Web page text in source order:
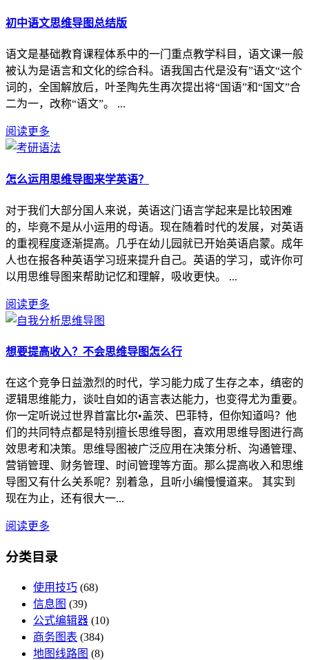
初中语文思维导图总结版
语文是基础教育课程体系中的一门重点教学科目，语文课一般
被认为是语言和文化的综合科。语我国古代是没有”语文“这个
词的，全国解放后，叶圣陶先生再次提出将“国语”和“国文”合
二为一，改称“语文”。 ...
阅读更多
怎么运用思维导图来学英语？
对于我们大部分国人来说，英语这门语言学起来是比较困难
的，毕竟不是从小运用的母语。现在随着时代的发展，对英语
的重视程度逐渐提高。几乎在幼儿园就已开始英语启蒙。成年
人也在报各种英语学习班来提升自己。英语的学习，或许你可
以用思维导图来帮助记忆和理解，吸收更快。 ...
阅读更多
想要提高收入？不会思维导图怎么行
在这个竞争日益激烈的时代，学习能力成了生存之本，缜密的
逻辑思维能力，谈吐自如的语言表达能力，也变得尤为重要。
你一定听说过世界首富比尔•盖茨、巴菲特，但你知道吗？他
们的共同特点都是特别擅长思维导图，喜欢用思维导图进行高
效思考和决策。思维导图被广泛应用在决策分析、沟通管理、
营销管理、财务管理、时间管理等方面。那么提高收入和思维
导图又有什么关系呢？别着急，且听小编慢慢道来。 其实到
现在为止，还有很大一...
阅读更多
分类目录
使用技巧 (68)
信息图 (39)
公式编辑器 (10)
商务图表 (384)
地图线路图 (8)